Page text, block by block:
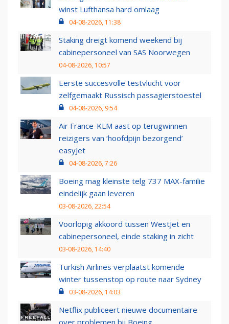
winst Lufthansa hard omlaag
04-08-2026, 11:38
Staking dreigt komend weekend bij
cabinepersoneel van SAS Noorwegen
04-08-2026, 10:57
Eerste succesvolle testvlucht voor
zelfgemaakt Russisch passagierstoestel
04-08-2026, 9:54
Air France-KLM aast op terugwinnen
reizigers van ‘hoofdpijn bezorgend’
easyJet
04-08-2026, 7:26
Boeing mag kleinste telg 737 MAX-familie
eindelijk gaan leveren
03-08-2026, 22:54
Voorlopig akkoord tussen WestJet en
cabinepersoneel, einde staking in zicht
03-08-2026, 14:40
Turkish Airlines verplaatst komende
winter tussenstop op route naar Sydney
03-08-2026, 14:03
Netflix publiceert nieuwe documentaire